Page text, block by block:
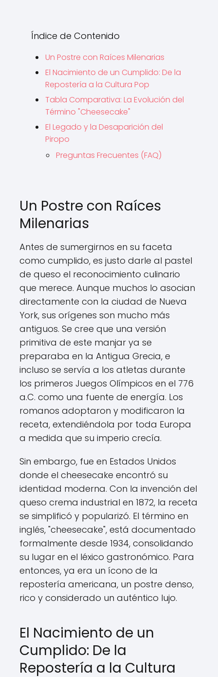
Índice de Contenido
Un Postre con Raíces Milenarias
El Nacimiento de un Cumplido: De la
Repostería a la Cultura Pop
Tabla Comparativa: La Evolución del
Término "Cheesecake"
El Legado y la Desaparición del
Piropo
Preguntas Frecuentes (FAQ)
Un Postre con Raíces
Milenarias
Antes de sumergirnos en su faceta
como cumplido, es justo darle al pastel
de queso el reconocimiento culinario
que merece. Aunque muchos lo asocian
directamente con la ciudad de Nueva
York, sus orígenes son mucho más
antiguos. Se cree que una versión
primitiva de este manjar ya se
preparaba en la Antigua Grecia, e
incluso se servía a los atletas durante
los primeros Juegos Olímpicos en el 776
a.C. como una fuente de energía. Los
romanos adoptaron y modificaron la
receta, extendiéndola por toda Europa
a medida que su imperio crecía.
Sin embargo, fue en Estados Unidos
donde el cheesecake encontró su
identidad moderna. Con la invención del
queso crema industrial en 1872, la receta
se simplificó y popularizó. El término en
inglés, "cheesecake", está documentado
formalmente desde 1934, consolidando
su lugar en el léxico gastronómico. Para
entonces, ya era un ícono de la
repostería americana, un postre denso,
rico y considerado un auténtico lujo.
El Nacimiento de un
Cumplido: De la
Repostería a la Cultura